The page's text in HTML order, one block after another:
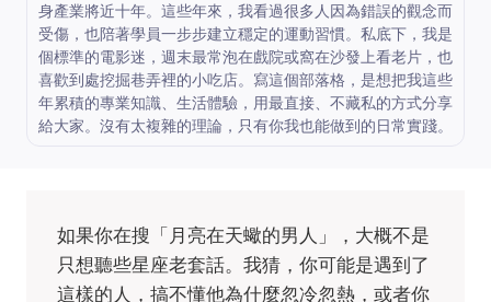
身產業將近十年。這些年來，我看過很多人因為錯誤的觀念而
受傷，也陪著學員一步步建立穩定的運動習慣。私底下，我是
個標準的電影迷，週末最常泡在戲院或窩在沙發上看老片，也
喜歡到處挖掘巷弄裡的小吃店。寫這個部落格，是想把我這些
年累積的專業知識、生活體驗，用最直接、不藏私的方式分享
給大家。沒有太複雜的理論，只有你我也能做到的日常實踐。
如果你在搜「月亮在天蠍的男人」，大概不是
只想聽些星座老套話。我猜，你可能是遇到了
這樣的人，搞不懂他為什麼忽冷忽熱，或者你